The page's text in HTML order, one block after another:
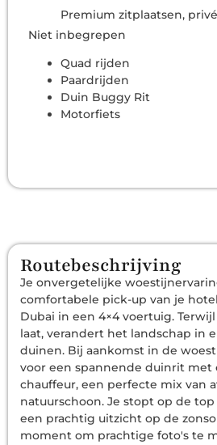
Premium zitplaatsen,
Niet inbegrepen
Quad rijden
Paardrijden
Duin Buggy Rit
Motorfiets
Routebeschrijving
Je onvergetelijke
comfortabele pick-up van je
Dubai in een 4×4 voertuig.
laat, verandert het landschap in
duinen. Bij aankomst in de
voor een spannende duinrit met
chauffeur, een perfecte mix van
natuurschoon. Je stopt op de
een prachtig uitzicht op de
moment om prachtige foto's te